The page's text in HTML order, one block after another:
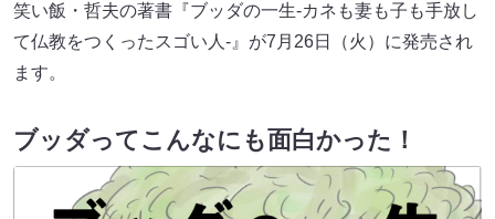
笑い飯・哲夫の著書『ブッダの一生-カネも妻も子も手放し
て仏教をつくったスゴい人-』が7月26日（火）に発売され
ます。
ブッダってこんなにも面白かった！